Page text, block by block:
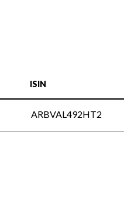
ISIN
ARBVAL492HT2